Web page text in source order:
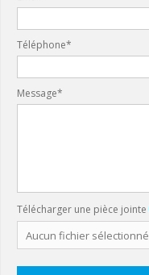
Téléphone*
Message*
Télécharger une pièce jointe
Aucun fichier sélectionné